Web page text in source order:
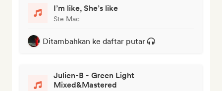
I’m like, She’s like
Ste Mac
Ditambahkan ke daftar putar
Julien-B - Green Light
Mixed&Mastered